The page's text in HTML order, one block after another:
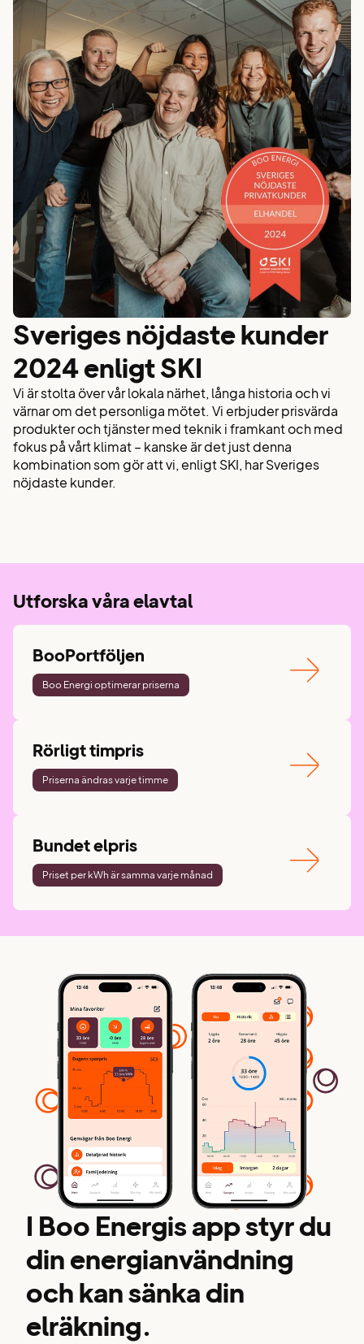
Sveriges nöjdaste kunder
2024 enligt SKI
Vi är stolta över vår lokala närhet, långa historia och vi
värnar om det personliga mötet. Vi erbjuder prisvärda
produkter och tjänster med teknik i framkant och med
fokus på vårt klimat – kanske är det just denna
kombination som gör att vi, enligt SKI, har Sveriges
nöjdaste kunder.
Utforska våra elavtal
BooPortföljen
Boo Energi optimerar priserna
Rörligt timpris
Priserna ändras varje timme
Bundet elpris
Priset per kWh är samma varje månad
I Boo Energis app styr du
din energianvändning
och kan sänka din
elräkning.